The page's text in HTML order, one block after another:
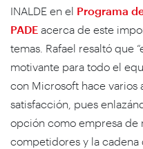
INALDE en el Programa
PADE acerca de este
temas. Rafael resaltó que
motivante para todo el
con Microsoft hace varios
satisfacción, pues
opción como empresa de
competidores y la